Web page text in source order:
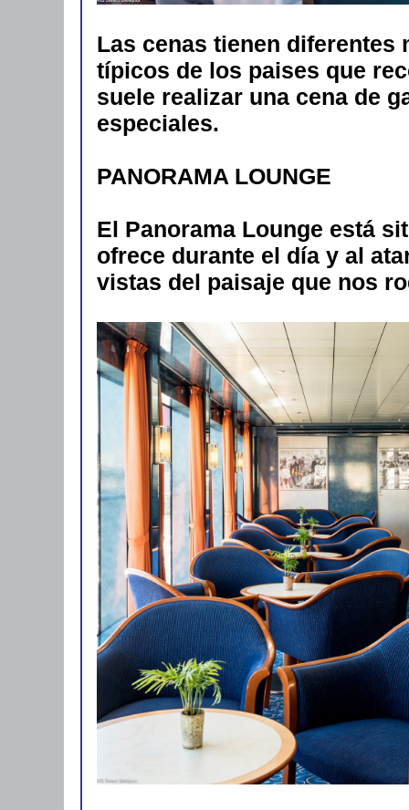
Las cenas tienen diferentes
típicos de los paises que
suele realizar una cena de
especiales.
PANORAMA LOUNGE
El Panorama Lounge está
ofrece durante el día y al
vistas del paisaje que nos